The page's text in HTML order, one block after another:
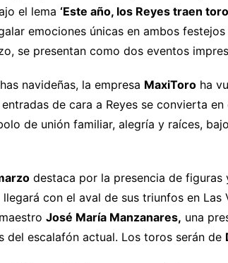
el lema ‘Este año, los Reyes traen
emociones únicas en ambos
se presentan como dos eventos
navideñas, la empresa MaxiToro ha
de cara a Reyes se convierta
de unión familiar, alegría y raíces,
destaca por la presencia de
llegará con el aval de sus triunfos en
José María Manzanares, una
del escalafón actual. Los toros serán de